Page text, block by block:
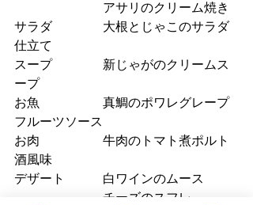
アサリのクリーム焼き
サラダ　　　　大根とじゃこのサラダ
仕立て
スープ　　　　新じゃがのクリームス
ープ
お魚　　　　　真鯛のポワレグレープ
フルーツソース
お肉　　　　　牛肉のトマト煮ポルト
酒風味
デザート　　　白ワインのムース
チーズのスフレ